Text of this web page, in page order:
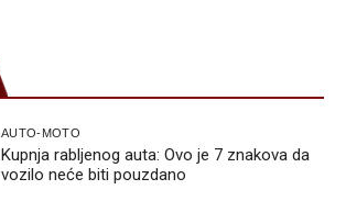
AUTO-MOTO
Kupnja rabljenog auta: Ovo je 7 znakova da
vozilo neće biti pouzdano